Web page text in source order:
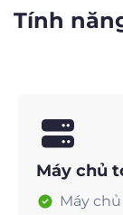
Tính
Máy chủ
Máy